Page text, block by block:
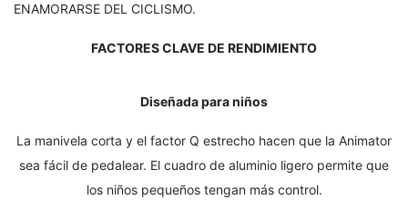
ENAMORARSE DEL CICLISMO.
FACTORES CLAVE DE RENDIMIENTO
Diseñada para niños
La manivela corta y el factor Q estrecho hacen que la Animator
sea fácil de pedalear. El cuadro de aluminio ligero permite que
los niños pequeños tengan más control.